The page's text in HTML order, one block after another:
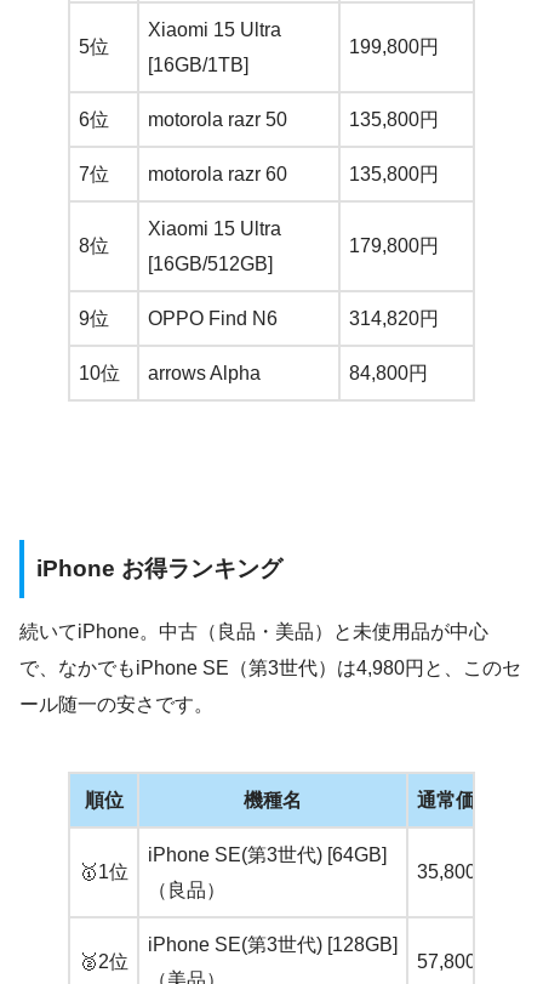
5位
Xiaomi 15 Ultra
[16GB/1TB]
199,800円
6位 motorola razr 50 135,800円
7位 motorola razr 60 135,800円
8位
Xiaomi 15 Ultra
[16GB/512GB]
179,800円
9位 OPPO Find N6 314,820円
10位 arrows Alpha 84,800円
iPhone お得ランキング
続いてiPhone。中古（良品・美品）と未使用品が中心
で、なかでもiPhone SE（第3世代）は4,980円と、このセ
ール随一の安さです。
順位 機種名 通常価格(一括
🥇1位
iPhone SE(第3世代) [64GB]
（良品）
35,800円
🥈2位
iPhone SE(第3世代) [128GB]
57,800円